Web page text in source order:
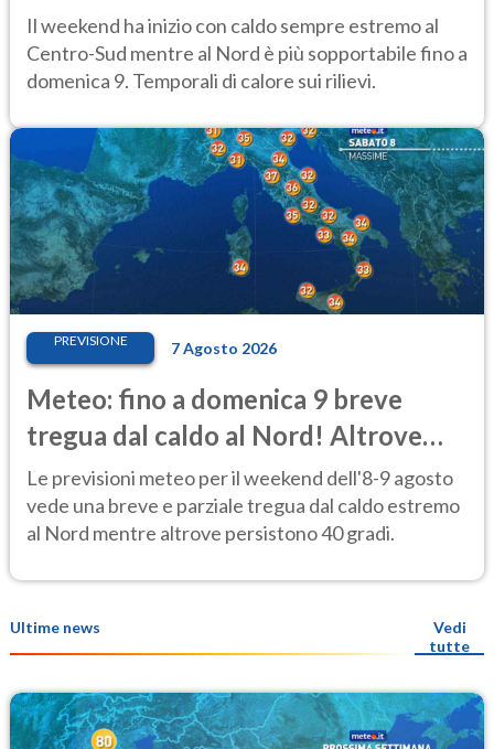
al Centro-Sud
Il weekend ha inizio con caldo sempre estremo al
Centro-Sud mentre al Nord è più sopportabile fino a
domenica 9. Temporali di calore sui rilievi.
PREVISIONE 7 Agosto 2026
Meteo: fino a domenica 9 breve
tregua dal caldo al Nord! Altrove
calura e afa
Le previsioni meteo per il weekend dell'8-9 agosto
vede una breve e parziale tregua dal caldo estremo
al Nord mentre altrove persistono 40 gradi.
Ultime news
Vedi
tutte